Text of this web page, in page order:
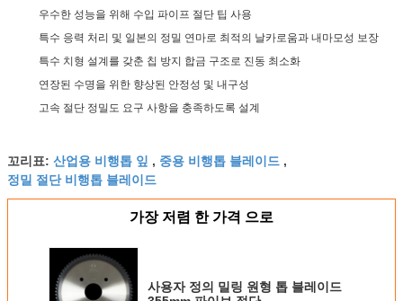
우수한 성능을 위해 수입 파이프 절단 팁 사용
특수 응력 처리 및 일본의 정밀 연마로 최적의 날카로움과 내마모성 보장
특수 치형 설계를 갖춘 칩 방지 합금 구조로 진동 최소화
연장된 수명을 위한 향상된 안정성 및 내구성
고속 절단 정밀도 요구 사항을 충족하도록 설계
꼬리표: 산업용 비행톱 잎 , 중용 비행톱 블레이드 ,
정밀 절단 비행톱 블레이드
가장 저렴 한 가격 으로
사용자 정의 밀링 원형 톱 블레이드